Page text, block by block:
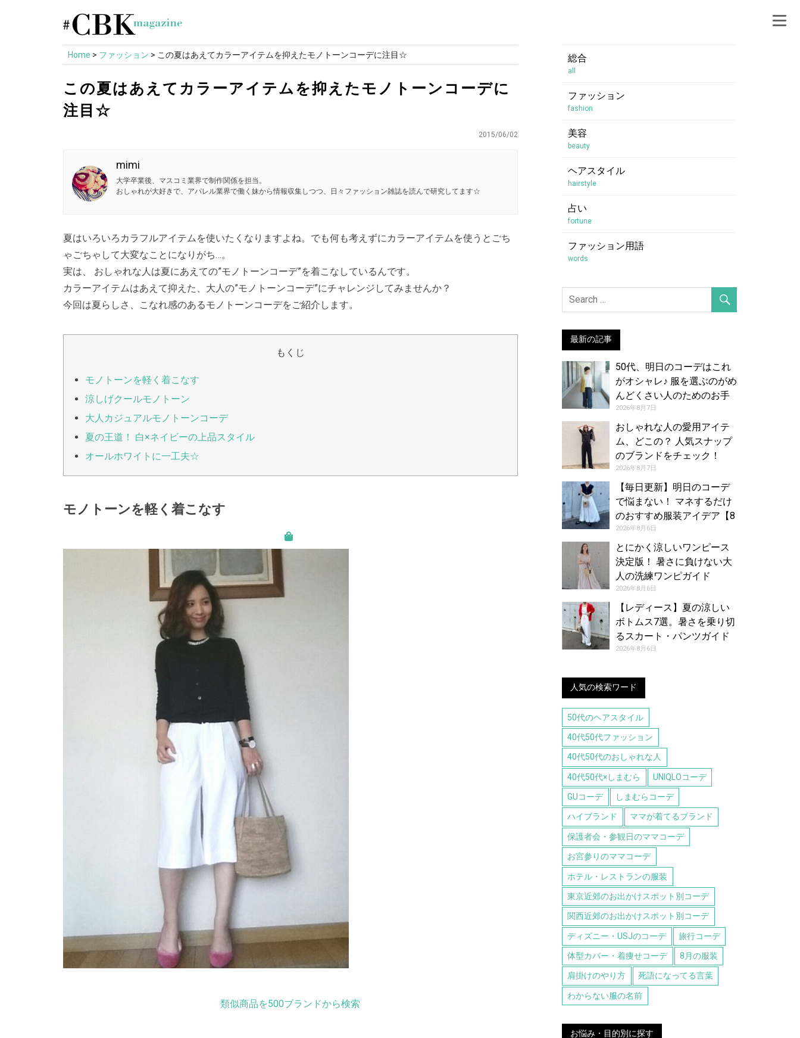
content
Home > ファッション > この夏はあえてカラーアイテムを抑えたモノトーンコーデに注目☆
この夏はあえてカラーアイテムを抑えたモノトーンコーデに
注目☆
2015/06/02
mimi
大学卒業後、マスコミ業界で制作関係を担当。
おしゃれが大好きで、アパレル業界で働く妹から情報収集しつつ、日々ファッション雑誌を読んで研究してます☆
夏はいろいろカラフルアイテムを使いたくなりますよね。でも何も考えずにカラーアイテムを使うとごち
ゃごちゃして大変なことになりがち…。
実は、 おしゃれな人は夏にあえての”モノトーンコーデ”を着こなしているんです。
カラーアイテムはあえて抑えた、大人の”モノトーンコーデ”にチャレンジしてみませんか？
今回は夏らしさ、こなれ感のあるモノトーンコーデをご紹介します。
もくじ
モノトーンを軽く着こなす
涼しげクールモノトーン
大人カジュアルモノトーンコーデ
夏の王道！ 白×ネイビーの上品スタイル
オールホワイトに一工夫☆
モノトーンを軽く着こなす
類似商品を500ブランドから検索
総合
all
ファッション
fashion
美容
beauty
ヘアスタイル
hairstyle
占い
fortune
ファッション用語
words
最新の記事
50代、明日のコーデはこれ
がオシャレ♪ 服を選ぶのがめ
んどくさい人のためのお手
本コーデ【8月8日夏】
2026年8月7日
おしゃれな人の愛用アイテ
ム、どこの？ 人気スナップ
のブランドをチェック！
（2026年7月27日号）
2026年8月7日
【毎日更新】明日のコーデ
で悩まない！ マネするだけ
のおすすめ服装アイデア【8
月7日夏】
2026年8月6日
とにかく涼しいワンピース
決定版！ 暑さに負けない大
人の洗練ワンピガイド
2026年8月6日
【レディース】夏の涼しい
ボトムス7選。暑さを乗り切
るスカート・パンツガイド
2026年8月6日
人気の検索ワード
50代のヘアスタイル
40代50代ファッション
40代50代のおしゃれな人
40代50代×しまむら UNIQLOコーデ
GUコーデ しまむらコーデ
ハイブランド ママが着てるブランド
保護者会・参観日のママコーデ
お宮参りのママコーデ
ホテル・レストランの服装
東京近郊のお出かけスポット別コーデ
関西近郊のお出かけスポット別コーデ
ディズニー・USJのコーデ 旅行コーデ
体型カバー・着痩せコーデ 8月の服装
肩掛けのやり方 死語になってる言葉
わからない服の名前
お悩み・目的別に探す